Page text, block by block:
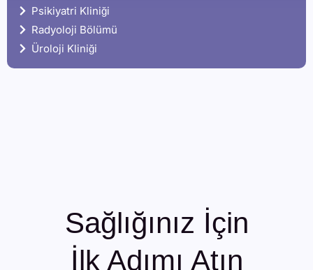
Psikiyatri Kliniği
Radyoloji Bölümü
Üroloji Kliniği
Sağlığınız İçin
İlk Adımı Atın